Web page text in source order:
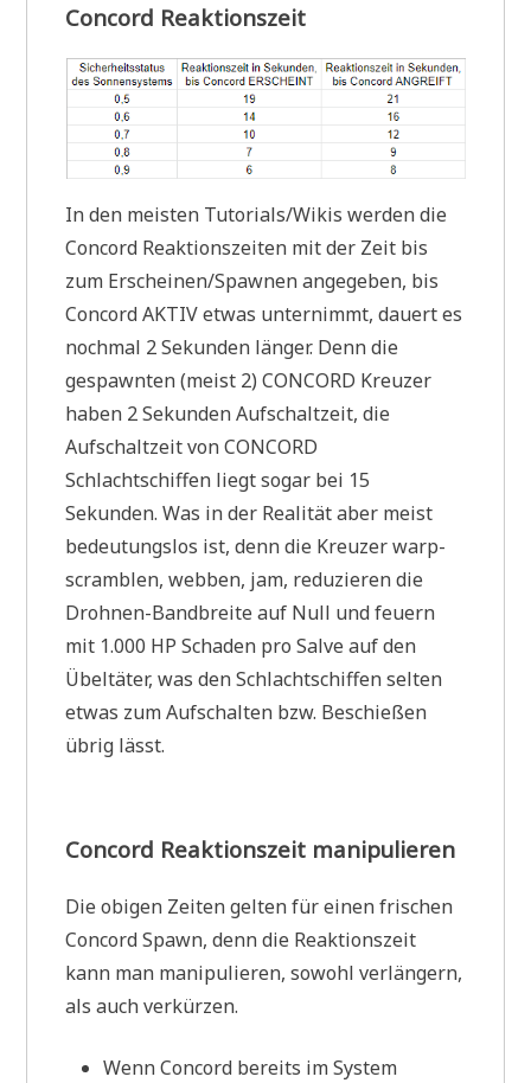
Concord Reaktionszeit
In den meisten Tutorials/Wikis werden die
Concord Reaktionszeiten mit der Zeit bis
zum Erscheinen/Spawnen angegeben, bis
Concord AKTIV etwas unternimmt, dauert es
nochmal 2 Sekunden länger. Denn die
gespawnten (meist 2) CONCORD Kreuzer
haben 2 Sekunden Aufschaltzeit, die
Aufschaltzeit von CONCORD
Schlachtschiffen liegt sogar bei 15
Sekunden. Was in der Realität aber meist
bedeutungslos ist, denn die Kreuzer warp-
scramblen, webben, jam, reduzieren die
Drohnen-Bandbreite auf Null und feuern
mit 1.000 HP Schaden pro Salve auf den
Übeltäter, was den Schlachtschiffen selten
etwas zum Aufschalten bzw. Beschießen
übrig lässt.
Concord Reaktionszeit manipulieren
Die obigen Zeiten gelten für einen frischen
Concord Spawn, denn die Reaktionszeit
kann man manipulieren, sowohl verlängern,
als auch verkürzen.
Wenn Concord bereits im System